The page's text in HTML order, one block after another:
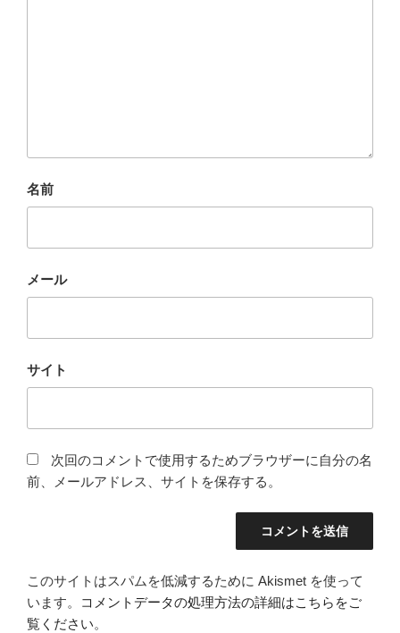
名前
メール
サイト
次回のコメントで使用するためブラウザーに自分の名
前、メールアドレス、サイトを保存する。
このサイトはスパムを低減するために Akismet を使って
います。
コメントデータの処理方法の詳細はこちらをご
覧ください。